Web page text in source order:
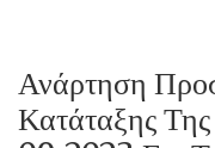
Ανάρτηση
Κατάταξης